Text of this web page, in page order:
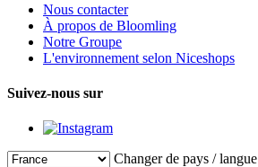
Nous contacter
À propos de Bloomling
Notre Groupe
L'environnement selon Niceshops
Suivez-nous sur
Changer de pays / langue